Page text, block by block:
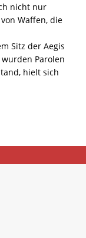
nicht nur
Waffen, die
Sitz der Aegis
Parolen
hielt sich